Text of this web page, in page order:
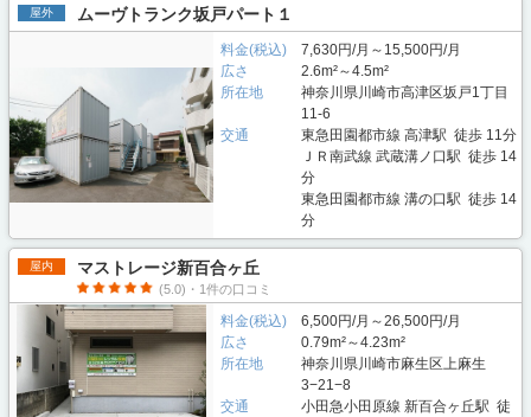
屋外 ムーヴトランク坂戸パート１
料金(税込)
7,630円/月～15,500円/月
広さ
2.6m²～4.5m²
所在地
神奈川県川崎市高津区坂戸1丁目
11-6
交通
東急田園都市線 高津駅 徒歩 11分
ＪＲ南武線 武蔵溝ノ口駅 徒歩 14
分
東急田園都市線 溝の口駅 徒歩 14
分
屋内 マストレージ新百合ヶ丘
(5.0)・1件の口コミ
料金(税込)
6,500円/月～26,500円/月
広さ
0.79m²～4.23m²
所在地
神奈川県川崎市麻生区上麻生
3−21−8
交通
小田急小田原線 新百合ヶ丘駅 徒